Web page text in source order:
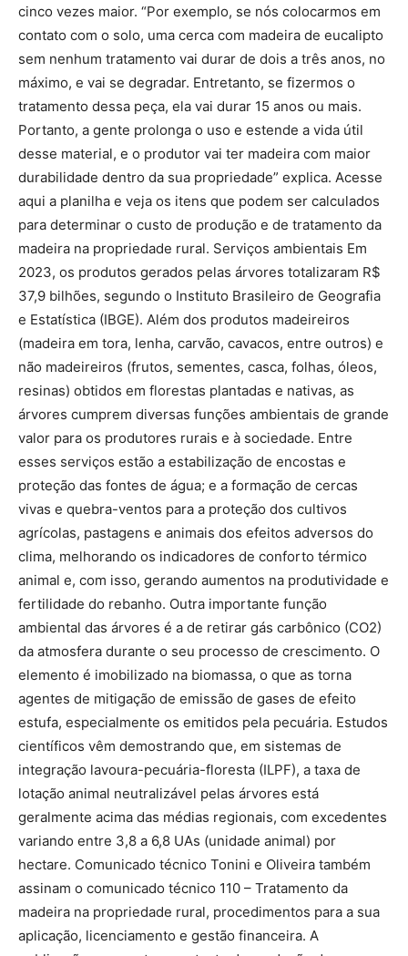
cinco vezes maior. “Por exemplo, se nós colocarmos em
contato com o solo, uma cerca com madeira de eucalipto
sem nenhum tratamento vai durar de dois a três anos, no
máximo, e vai se degradar. Entretanto, se fizermos o
tratamento dessa peça, ela vai durar 15 anos ou mais.
Portanto, a gente prolonga o uso e estende a vida útil
desse material, e o produtor vai ter madeira com maior
durabilidade dentro da sua propriedade” explica. Acesse
aqui a planilha e veja os itens que podem ser calculados
para determinar o custo de produção e de tratamento da
madeira na propriedade rural. Serviços ambientais Em
2023, os produtos gerados pelas árvores totalizaram R$
37,9 bilhões, segundo o Instituto Brasileiro de Geografia
e Estatística (IBGE). Além dos produtos madeireiros
(madeira em tora, lenha, carvão, cavacos, entre outros) e
não madeireiros (frutos, sementes, casca, folhas, óleos,
resinas) obtidos em florestas plantadas e nativas, as
árvores cumprem diversas funções ambientais de grande
valor para os produtores rurais e à sociedade. Entre
esses serviços estão a estabilização de encostas e
proteção das fontes de água; e a formação de cercas
vivas e quebra-ventos para a proteção dos cultivos
agrícolas, pastagens e animais dos efeitos adversos do
clima, melhorando os indicadores de conforto térmico
animal e, com isso, gerando aumentos na produtividade e
fertilidade do rebanho. Outra importante função
ambiental das árvores é a de retirar gás carbônico (CO2)
da atmosfera durante o seu processo de crescimento. O
elemento é imobilizado na biomassa, o que as torna
agentes de mitigação de emissão de gases de efeito
estufa, especialmente os emitidos pela pecuária. Estudos
científicos vêm demostrando que, em sistemas de
integração lavoura-pecuária-floresta (ILPF), a taxa de
lotação animal neutralizável pelas árvores está
geralmente acima das médias regionais, com excedentes
variando entre 3,8 a 6,8 UAs (unidade animal) por
hectare. Comunicado técnico Tonini e Oliveira também
assinam o comunicado técnico 110 – Tratamento da
madeira na propriedade rural, procedimentos para a sua
aplicação, licenciamento e gestão financeira. A